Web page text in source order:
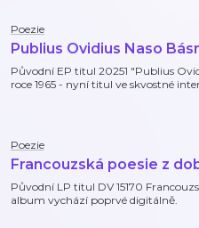
Poezie
Publius Ovidius Naso
Původní EP titul 20251 "Publius
roce 1965 - nyní titul ve skvostné
Poezie
Francouzská poesie z
Původní LP titul DV 15170
album vychází poprvé digitálně.